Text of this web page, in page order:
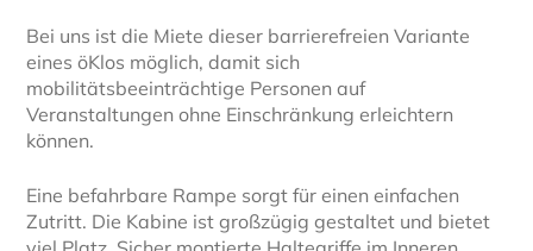
Bei uns ist die Miete dieser barrierefreien Variante
eines öKlos möglich, damit sich
mobilitätsbeeinträchtige Personen auf
Veranstaltungen ohne Einschränkung erleichtern
können.
Eine befahrbare Rampe sorgt für einen einfachen
Zutritt. Die Kabine ist großzügig gestaltet und bietet